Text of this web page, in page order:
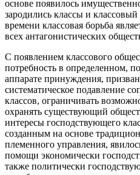
основе появилось
зародились классы и
времени классовая борьба
всех антагонистических
С появлением классового
потребность в определенном,
аппарате принуждения,
систематическое подавление
классов, ограничивать
охранять существующий
интересы господствующего
созданным на основе
племенного управления,
помощи экономически
также политически